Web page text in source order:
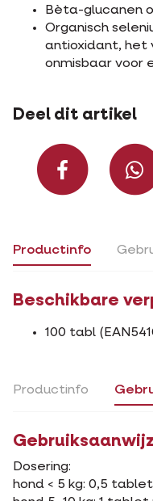
Bèta-glucanen
Organisch
antioxidant, het
onmisbaar voor
Deel dit artikel
Productinfo
Beschikbare
100 tabl
Productinfo
Dosering:
hond < 5 kg: 0,5